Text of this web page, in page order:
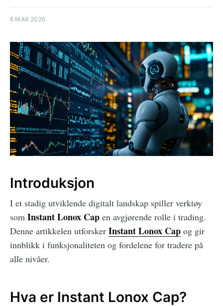
6 MAR 2026
Introduksjon
I et stadig utviklende digitalt landskap spiller verktøy
som Instant Lonox Cap en avgjørende rolle i trading.
Denne artikkelen utforsker Instant Lonox Cap og gir
innblikk i funksjonaliteten og fordelene for tradere på
alle nivåer.
Hva er Instant Lonox Cap?